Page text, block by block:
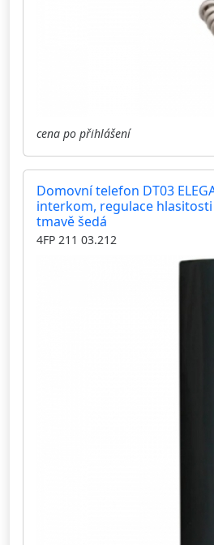
cena po přihlášení
Domovní telefon DT03
interkom, regulace
tmavě šedá
4FP 211 03.212